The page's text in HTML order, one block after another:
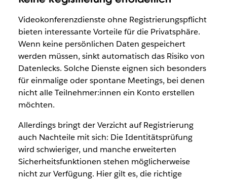
Videokonferenzdienste ohne Registrierungspflicht
bieten interessante Vorteile für die Privatsphäre.
Wenn keine persönlichen Daten gespeichert
werden müssen, sinkt automatisch das Risiko von
Datenlecks. Solche Dienste eignen sich besonders
für einmalige oder spontane Meetings, bei denen
nicht alle Teilnehmer:innen ein Konto erstellen
möchten.
Allerdings bringt der Verzicht auf Registrierung
auch Nachteile mit sich: Die Identitätsprüfung
wird schwieriger, und manche erweiterten
Sicherheitsfunktionen stehen möglicherweise
nicht zur Verfügung. Hier gilt es, die richtige